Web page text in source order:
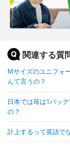
関連する質
Mサイズのユニフォ
んて言うの？
日本では苺は1パッ
の？
計上するって英語で